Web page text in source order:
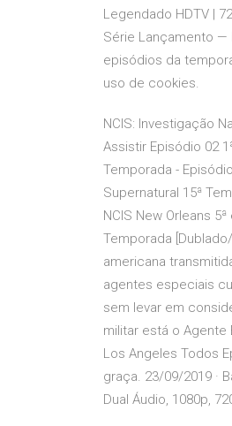
Legendado HDTV |
Série Lançamento —
episódios da
uso de cookies.
NCIS: Investigação
Assistir Episódio 02
Temporada -
Supernatural 15ª
NCIS New Orleans
Temporada
americana
agentes especiais
sem levar em
militar está o Agente
Los Angeles Todos
graça. 23/09/2019 ·
Dual Áudio, 1080p,